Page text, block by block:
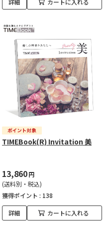
詳細 カートに入れる
TIMEBook(R) Invitation 美
13,860円
(送料別・税込)
獲得ポイント : 138
詳細 カートに入れる